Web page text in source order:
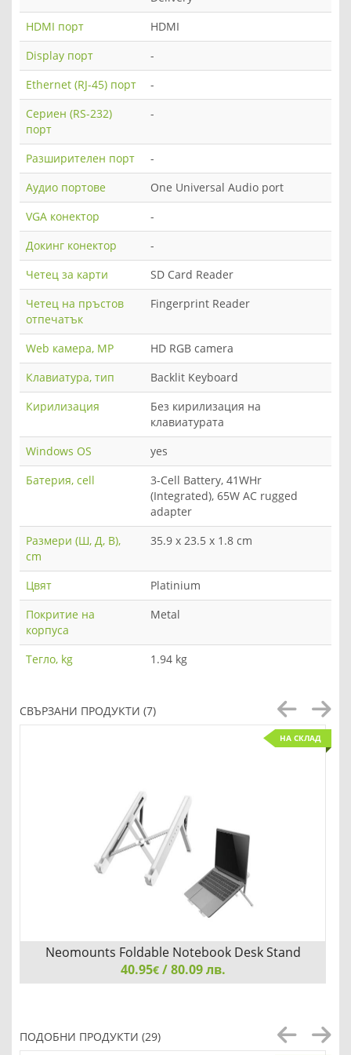
HDMI порт
HDMI
Display порт
-
Ethernet (RJ-45) порт
-
Сериен (RS-232)
порт
-
Разширителен порт
-
Аудио портове
One Universal Audio port
VGA конектор
-
Докинг конектор
-
Четец за карти
SD Card Reader
Четец на пръстов
отпечатък
Fingerprint Reader
Web камера, MP
HD RGB camera
Клавиатура, тип
Backlit Keyboard
Кирилизация
Без кирилизация на
клавиатурата
Windows OS
yes
Батерия, cell
3-Cell Battery, 41WHr
(Integrated), 65W AC rugged
adapter
Размери (Ш, Д, В),
cm
35.9 x 23.5 x 1.8 cm
Цвят
Platinium
Покритие на
корпуса
Metal
Тегло, kg 1.94 kg
СВЪРЗАНИ ПРОДУКТИ (7)
НА СКЛАД
Neomounts Foldable Notebook Desk Stand
(ergonomic)
40.95€/ 80.09 лв.
ПОДОБНИ ПРОДУКТИ (29)